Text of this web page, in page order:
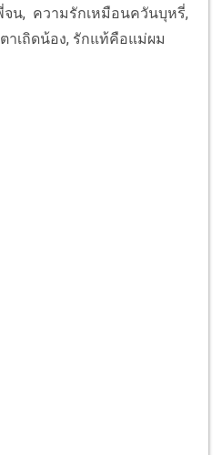
น, ความรักเหมือนควันบุหรี่,
าเถิดน้อง, รักแท้คือแม่ผม